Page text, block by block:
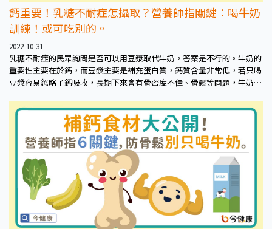
鈣重要！乳糖不耐症怎攝取？營養師指關鍵：喝牛奶
訓練！或可吃別的。
2022-10-31
乳糖不耐症的民眾詢問是否可以用豆漿取代牛奶，答案是不行的。牛奶的
重要性主要在於鈣，而豆漿主要是補充蛋白質，鈣質含量非常低，若只喝
豆漿容易忽略了鈣吸收，長期下來會有骨密度不佳、骨鬆等問題，牛奶和
豆漿都不可互相取代。